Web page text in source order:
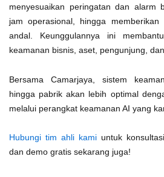
menyesuaikan peringatan dan alarm
jam operasional, hingga memberikan
andal. Keunggulannya ini
keamanan bisnis, aset, pengunjung,
Bersama Camarjaya, sistem
hingga pabrik akan lebih optimal
melalui perangkat keamanan AI yang
Hubungi tim ahli kami untuk
dan demo gratis sekarang juga!